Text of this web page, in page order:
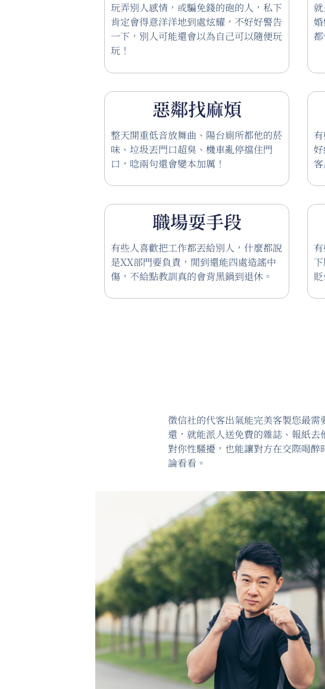
玩弄別人感情，或騙免錢的砲的人，私下
肯定會得意洋洋地到處炫耀，不好好警告
一下，別人可能還會以為自己可以隨便玩
玩！
惡鄰找麻煩
整天開重低音放舞曲、陽台廁所都他的菸
味、垃圾丟門口超臭、機車亂停擋住門
口，唸兩句還會變本加厲！
職場耍手段
有些人喜歡把工作都丟給別人，什麼都說
是XX部門要負責，閒到還能四處造謠中
傷，不給點教訓真的會背黑鍋到退休。
徵信社的代客出氣能完美客製您最
還，就能派人送免費的雜誌、報紙
對你性騷擾，也能讓對方在交際喝
論看看。